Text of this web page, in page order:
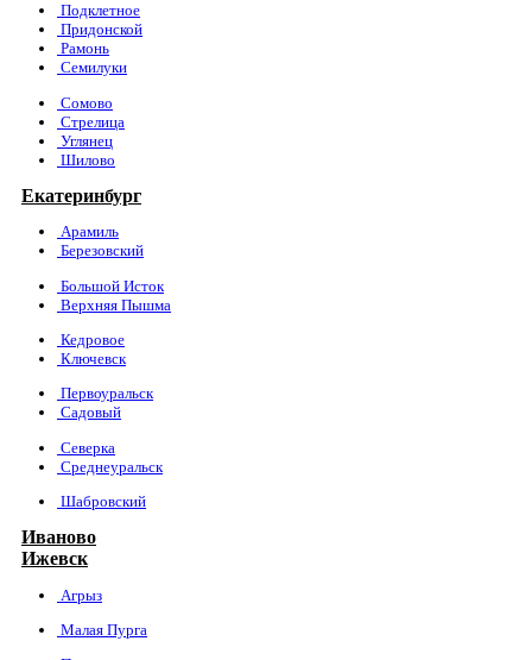
Подклетное
Придонской
Рамонь
Семилуки
Сомово
Стрелица
Углянец
Шилово
Екатеринбург
Арамиль
Березовский
Большой Исток
Верхняя Пышма
Кедровое
Ключевск
Первоуральск
Садовый
Северка
Среднеуральск
Шабровский
Иваново
Ижевск
Агрыз
Малая Пурга